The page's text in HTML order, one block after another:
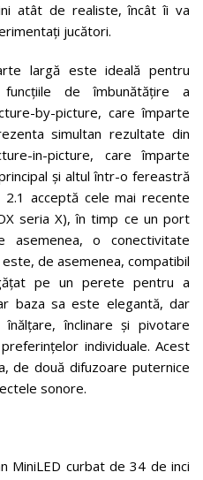
atât de realiste, încât îi va
jucători.
largă este ideală pentru
de îmbunătățire a
by-picture, care împarte
simultan rezultate din
in-picture, care împarte
și altul într-o fereastră
acceptă cele mai recente
seria X), în timp ce un port
asemenea, o conectivitate
de asemenea, compatibil
pe un perete pentru a
baza sa este elegantă, dar
înclinare și pivotare
individuale. Acest
de două difuzoare puternice
sonore.
MiniLED curbat de 34 de inci